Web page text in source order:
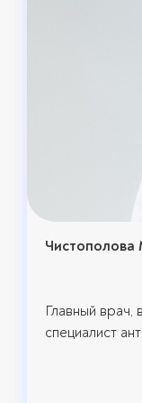
Чистополова
Главный врач,
специалист